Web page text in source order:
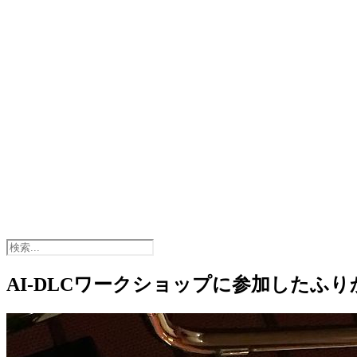
AI-DLCワークショップに参加したふり